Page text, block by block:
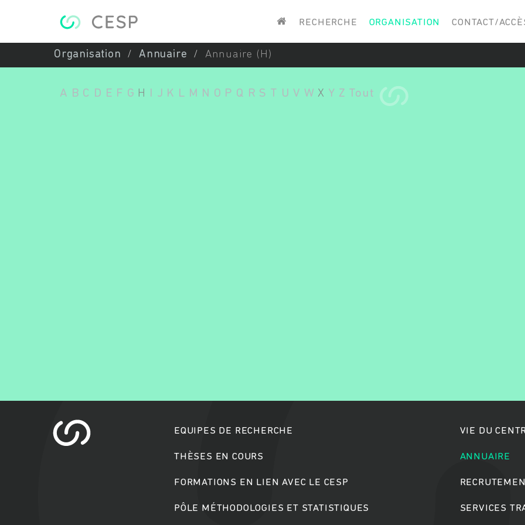
RECHERCHE ORGANISATION CONTACT/
Organisation Annuaire Annuaire (H)
A B C D E F G H J K L M N O P Q R S T U V W X Y Z Tout
EQUIPES DE RECHERCHE
THÈSES EN COURS
FORMATIONS EN LIEN AVEC LE CESP
PÔLE MÉTHODOLOGIES ET STATISTIQUES
VIE DU
ANNUAIRE
SERVICES